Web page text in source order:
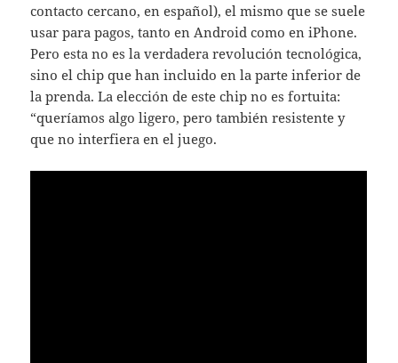
contacto cercano, en español), el mismo que se suele
usar para pagos, tanto en Android como en iPhone.
Pero esta no es la verdadera revolución tecnológica,
sino el chip que han incluido en la parte inferior de
la prenda. La elección de este chip no es fortuita:
“queríamos algo ligero, pero también resistente y
que no interfiera en el juego.